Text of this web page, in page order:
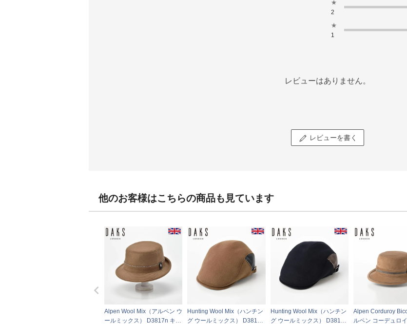
★
2
★
1
レビューはありません。
レビューを書く
他のお客様はこちらの商品も見ています
Alpen Wool Mix（アルペン ウ
ールミックス） D3817n キャ
Hunting Wool Mix（ハンチン
グ ウールミックス） D3818n
Hunting Wool Mix（ハンチン
グ ウールミックス） D3818n
Alpen Corduroy
ルペン コーデュロ